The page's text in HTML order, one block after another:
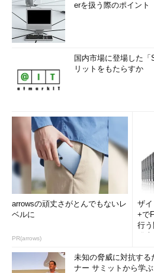
erを扱う際のポイント
国内市場に登場した
リットをもたらすか
arrowsの頑丈さがとんでもないレ
ベルに
PR(arrows)
ザ
+で
行
未知の脅威に対抗す
ナー サミットから学